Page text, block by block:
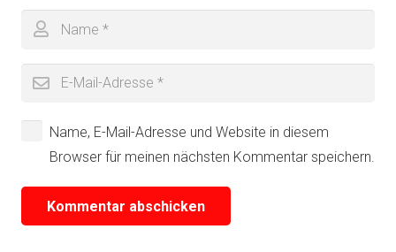
Name, E-Mail-Adresse und Website in diesem
Browser für meinen nächsten Kommentar speichern.
Kommentar abschicken